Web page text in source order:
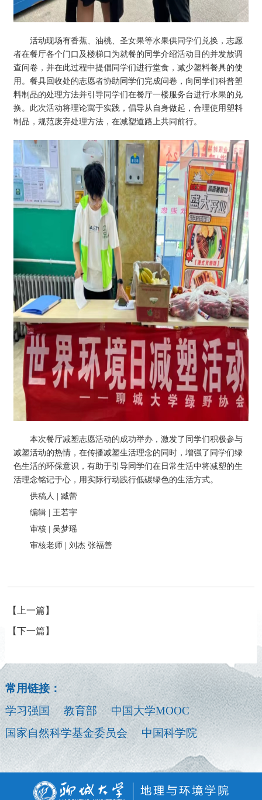
活动现场有香蕉、油桃、圣女果等水果供同学们兑换，志愿
者在餐厅各个门口及楼梯口为就餐的同学介绍活动目的并发放调
查问卷，并在此过程中提倡同学们进行堂食，减少塑料餐具的使
用。餐具回收处的志愿者协助同学们完成问卷，向同学们科普塑
料制品的处理方法并引导同学们在餐厅一楼服务台进行水果的兑
换。此次活动将理论寓于实践，倡导从自身做起，合理使用塑料
制品，规范废弃处理方法，在减塑道路上共同前行。
本次餐厅减塑志愿活动的成功举办，激发了同学们积极参与
减塑活动的热情，在传播减塑生活理念的同时，增强了同学们绿
色生活的环保意识，有助于引导同学们在日常生活中将减塑的生
活理念铭记于心，用实际行动践行低碳绿色的生活方式。
供稿人 | 臧蕾
编辑 | 王若宇
审核 | 吴梦瑶
审核老师 | 刘杰 张福善
【上一篇】
【下一篇】
常用链接：
学习强国
教育部
中国大学MOOC
国家自然科学基金委员会
中国科学院